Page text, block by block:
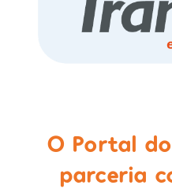
O Portal
parceria